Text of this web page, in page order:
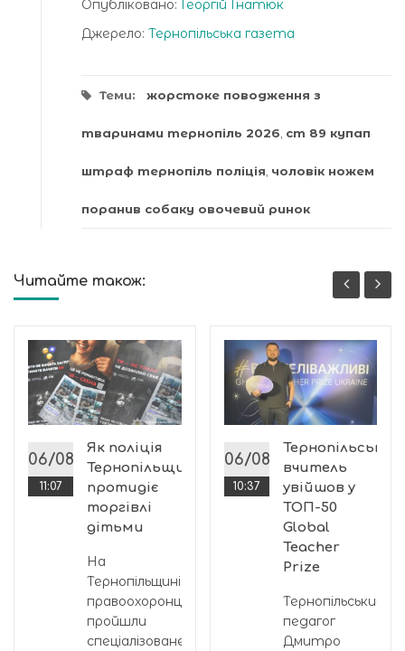
Опубліковано:
Георгій Гнатюк
Джерело: Тернопільська газета
Теми: жорстоке поводження з
тваринами тернопіль 2026 ст 89 купап
штраф тернопіль поліція чоловік ножем
поранив собаку овочевий ринок
Читайте також:
06/08
11:07
Як поліція
Тернопільщини
протидіє
торгівлі
дітьми
На
Тернопільщині
правоохоронці
пройшли
спеціалізоване
06/08
10:37
Тернопільський
вчитель
увійшов у
ТОП-50
Global
Teacher
Prize
Тернопільський
педагог
Дмитро